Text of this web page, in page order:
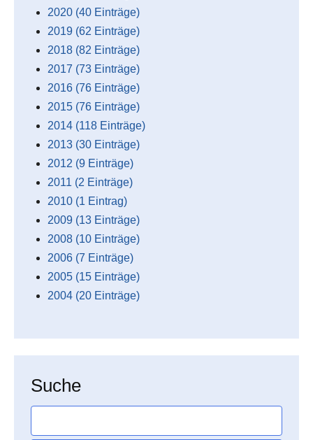
2020 (40 Einträge)
2019 (62 Einträge)
2018 (82 Einträge)
2017 (73 Einträge)
2016 (76 Einträge)
2015 (76 Einträge)
2014 (118 Einträge)
2013 (30 Einträge)
2012 (9 Einträge)
2011 (2 Einträge)
2010 (1 Eintrag)
2009 (13 Einträge)
2008 (10 Einträge)
2006 (7 Einträge)
2005 (15 Einträge)
2004 (20 Einträge)
Suche